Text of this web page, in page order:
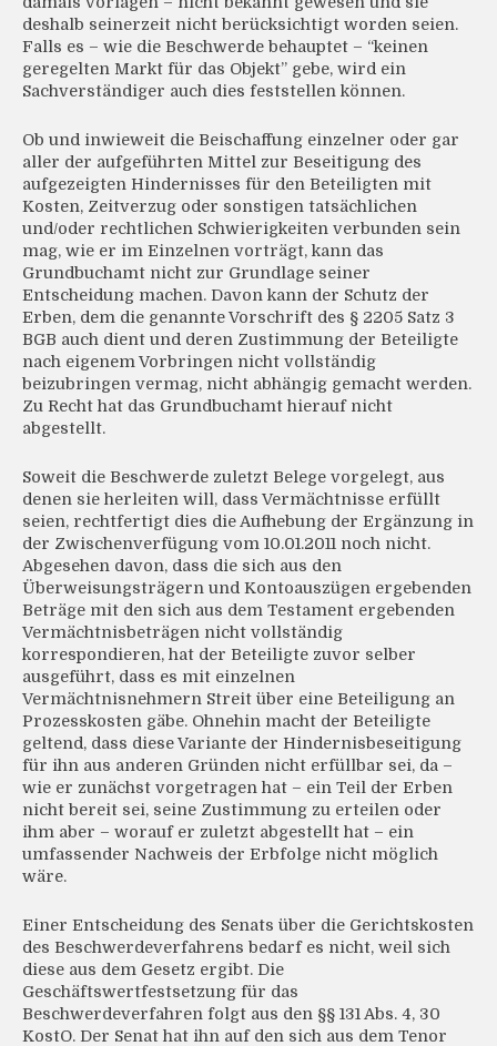
deshalb seinerzeit nicht berücksichtigt worden seien.
Falls es – wie die Beschwerde behauptet – “keinen
geregelten Markt für das Objekt” gebe, wird ein
Sachverständiger auch dies feststellen können.
Ob und inwieweit die Beischaffung einzelner oder gar
aller der aufgeführten Mittel zur Beseitigung des
aufgezeigten Hindernisses für den Beteiligten mit
Kosten, Zeitverzug oder sonstigen tatsächlichen
und/oder rechtlichen Schwierigkeiten verbunden sein
mag, wie er im Einzelnen vorträgt, kann das
Grundbuchamt nicht zur Grundlage seiner
Entscheidung machen. Davon kann der Schutz der
Erben, dem die genannte Vorschrift des § 2205 Satz 3
BGB auch dient und deren Zustimmung der Beteiligte
nach eigenem Vorbringen nicht vollständig
beizubringen vermag, nicht abhängig gemacht werden.
Zu Recht hat das Grundbuchamt hierauf nicht
abgestellt.
Soweit die Beschwerde zuletzt Belege vorgelegt, aus
denen sie herleiten will, dass Vermächtnisse erfüllt
seien, rechtfertigt dies die Aufhebung der Ergänzung in
der Zwischenverfügung vom 10.01.2011 noch nicht.
Abgesehen davon, dass die sich aus den
Überweisungsträgern und Kontoauszügen ergebenden
Beträge mit den sich aus dem Testament ergebenden
Vermächtnisbeträgen nicht vollständig
korrespondieren, hat der Beteiligte zuvor selber
ausgeführt, dass es mit einzelnen
Vermächtnisnehmern Streit über eine Beteiligung an
Prozesskosten gäbe. Ohnehin macht der Beteiligte
geltend, dass diese Variante der Hindernisbeseitigung
für ihn aus anderen Gründen nicht erfüllbar sei, da –
wie er zunächst vorgetragen hat – ein Teil der Erben
nicht bereit sei, seine Zustimmung zu erteilen oder
ihm aber – worauf er zuletzt abgestellt hat – ein
umfassender Nachweis der Erbfolge nicht möglich
wäre.
Einer Entscheidung des Senats über die Gerichtskosten
des Beschwerdeverfahrens bedarf es nicht, weil sich
diese aus dem Gesetz ergibt. Die
Geschäftswertfestsetzung für das
Beschwerdeverfahren folgt aus den §§ 131 Abs. 4, 30
KostO. Der Senat hat ihn auf den sich aus dem Tenor